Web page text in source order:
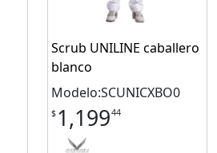
Scrub UNILINE caballero
blanco
Modelo:SCUNICXBO0
$ 1,19944